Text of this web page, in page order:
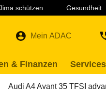
schützen Gesundheit
Mein ADAC
& Finanzen Services
Audi A4 Avant 35 TFSI